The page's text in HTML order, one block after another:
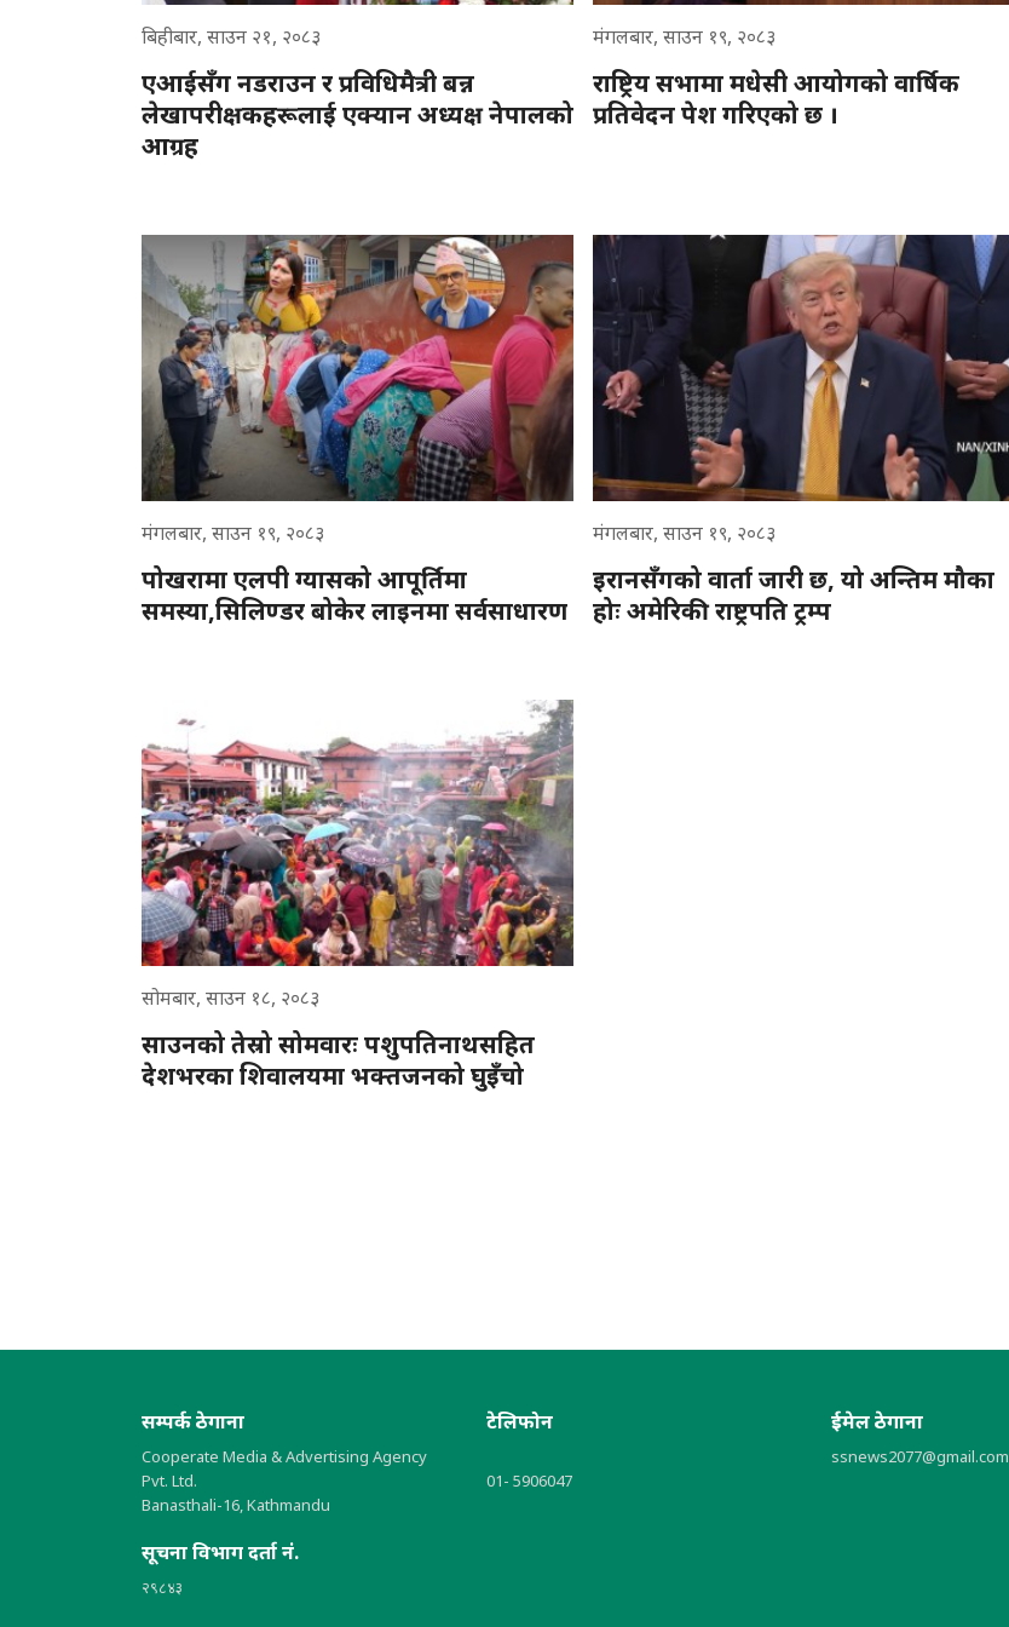
बिहीबार, साउन २१, २०८३
एआईसँग नडराउन र प्रविधिमैत्री बन्न
लेखापरीक्षकहरूलाई एक्यान अध्यक्ष नेपालको
आग्रह
मंगलबार, साउन १९, २०८३
राष्ट्रिय सभामा मधेसी आयोगको वार्षिक
प्रतिवेदन पेश गरिएको छ ।
मंगलबार, साउन १९, २०८३
पोखरामा एलपी ग्यासको आपूर्तिमा
समस्या,सिलिण्डर बोकेर लाइनमा सर्वसाधारण
मंगलबार, साउन १९, २०८३
इरानसँगको वार्ता जारी छ, यो अन्तिम मौका
होः अमेरिकी राष्ट्रपति ट्रम्प
सोमबार, साउन १८, २०८३
साउनको तेस्रो सोमवारः पशुपतिनाथसहित
देशभरका शिवालयमा भक्तजनको घुइँचो
सम्पर्क ठेगाना
Cooperate Media & Advertising Agency
Pvt. Ltd.
Banasthali-16, Kathmandu
सूचना विभाग दर्ता नं.
२९८४३
टेलिफोन
01- 5906047
ईमेल ठेगाना
ssnews2077@gmail.com